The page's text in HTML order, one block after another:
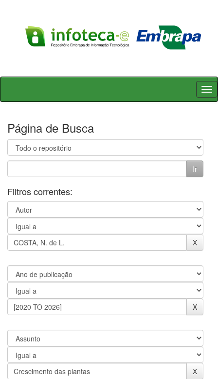
Skip
Página de Busca
Filtros correntes: